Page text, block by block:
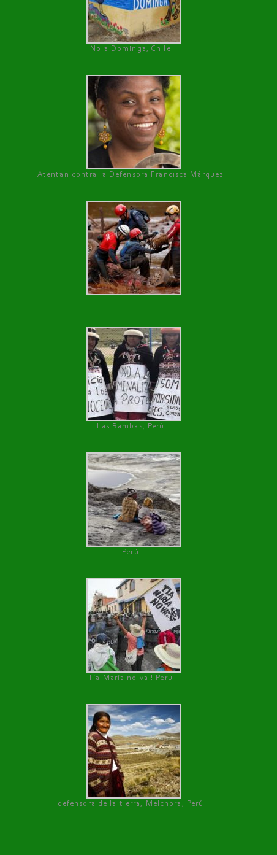
No a Dominga, Chile
Atentan contra la Defensora Francisca Márquez
Las Bambas, Perú
Perú
Tía María no va ! Perú
defensora de la tierra, Melchora, Perú